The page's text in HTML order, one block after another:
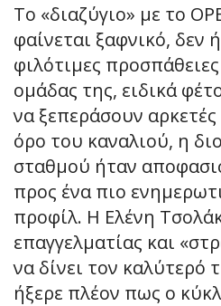
Το «διαζύγιο» με το
φαίνεται ξαφνικό, δεν
φιλότιμες
ομάδας της, ειδικά
να ξεπεράσουν
όρο του καναλιού, η
σταθμού ήταν
προς ένα πιο
προφίλ. Η Ελένη
επαγγελματίας και
να δίνει τον καλύτερό
ήξερε πλέον πως ο